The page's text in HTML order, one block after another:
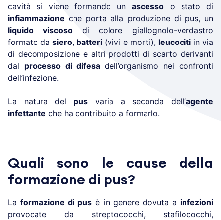
cavità si viene formando unascesso o stato di
infiammazione che porta alla produzione di pus, un
liquido viscosodi colore giallognolo-verdastro
formato dasiero, batteri (vivi e morti), leucocitiin via
di decomposizione e altri prodotti di scarto derivanti
dal processo di difesadell’organismo nei confronti
dell’infezione.
La natura del pus varia a seconda dell’agente
infettante che ha contribuito a formarlo.
Quali sono le cause della
formazione di pus?
Laformazione di pus è in genere dovuta a infezioni
provocate da streptococchi, stafilococchi,